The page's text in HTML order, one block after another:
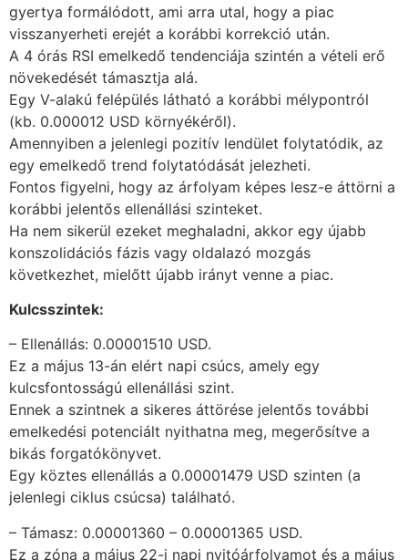
gyertya formálódott, ami arra utal, hogy a piac
visszanyerheti erejét a korábbi korrekció után.
A 4 órás RSI emelkedő tendenciája szintén a vételi erő
növekedését támasztja alá.
Egy V-alakú felépülés látható a korábbi mélypontról
(kb. 0.000012 USD környékéről).
Amennyiben a jelenlegi pozitív lendület folytatódik, az
egy emelkedő trend folytatódását jelezheti.
Fontos figyelni, hogy az árfolyam képes lesz-e áttörni a
korábbi jelentős ellenállási szinteket.
Ha nem sikerül ezeket meghaladni, akkor egy újabb
konszolidációs fázis vagy oldalazó mozgás
következhet, mielőtt újabb irányt venne a piac.
Kulcsszintek:
– Ellenállás: 0.00001510 USD.
Ez a május 13-án elért napi csúcs, amely egy
kulcsfontosságú ellenállási szint.
Ennek a szintnek a sikeres áttörése jelentős további
emelkedési potenciált nyithatna meg, megerősítve a
bikás forgatókönyvet.
Egy köztes ellenállás a 0.00001479 USD szinten (a
jelenlegi ciklus csúcsa) található.
– Támasz: 0.00001360 – 0.00001365 USD.
Ez a zóna a május 22-i napi nyitóárfolyamot és a május